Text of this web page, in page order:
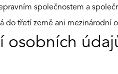
společnostem a
do třetí země ani mezinárodní
osobních